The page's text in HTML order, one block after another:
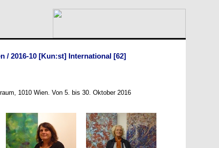
/ 2016-10 [Kun:st] International[62]
1010 Wien. Von 5. bis 30. Oktober 2016